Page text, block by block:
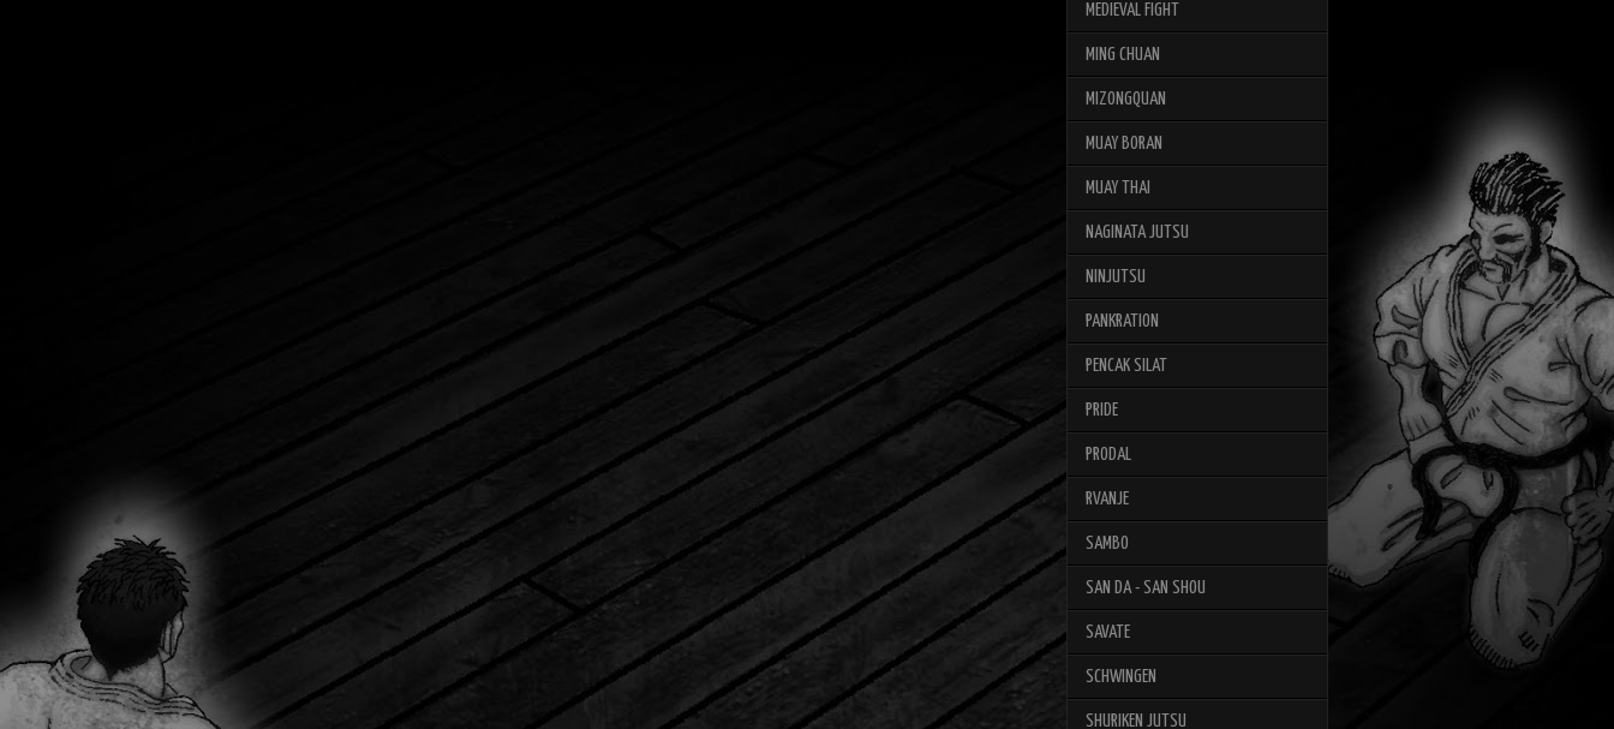
MEDIEVAL FIGHT
MING CHUAN
MIZONGQUAN
MUAY BORAN
MUAY THAI
NAGINATA JUTSU
NINJUTSU
PANKRATION
PENCAK SILAT
PRIDE
PRODAL
RVANJE
SAMBO
SAN DA - SAN SHOU
SAVATE
SCHWINGEN
SHURIKEN JUTSU